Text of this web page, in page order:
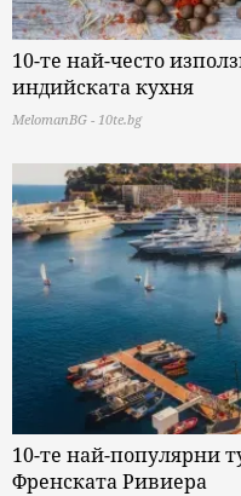
10-те най-често
индийската кухня
MelomanBG - 10te.bg
10-те най-популярни
Френската Ривиера